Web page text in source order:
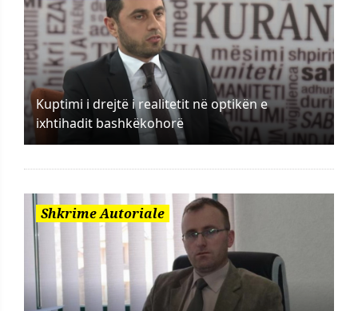
Kuptimi i drejtë i realitetit në optikën e
ixhtihadit bashkëkohorë
Shkrime Autoriale